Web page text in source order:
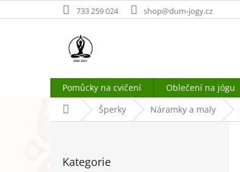
na
733 259 024 shop@dum-jogy.cz
Pomůcky na cvičení Oblečení na jógu
Domů Šperky Náramky a maly
kategorie
Kategorie